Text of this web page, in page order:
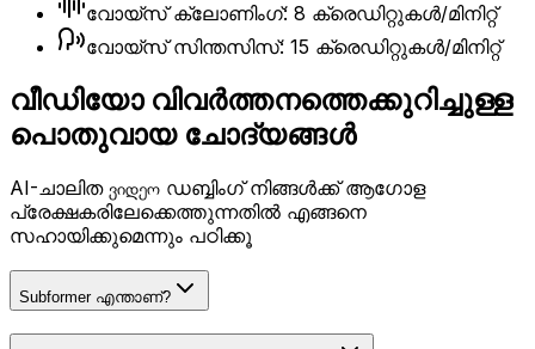
വോയ്‌സ് ക്ലോണിംഗ്: 8 ക്രെഡിറ്റുകൾ/മിനിറ്റ്
വോയ്‌സ് സിന്തസിസ്: 15 ക്രെഡിറ്റുകൾ/മിനിറ്റ്
വീഡിയോ വിവർത്തനത്തെക്കുറിച്ചുള്ള
പൊതുവായ ചോദ്യങ്ങൾ
AI-ചാലിത ვიდეო ഡബ്ബിംഗ് നിങ്ങൾക്ക് ആഗോള
പ്രേക്ഷകരിലേക്കെത്തുന്നതിൽ എങ്ങനെ
സഹായിക്കുമെന്നും പഠിക്കൂ
Subformer എന്താണ്?